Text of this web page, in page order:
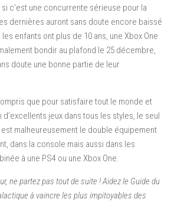
si c’est une concurrente sérieuse pour la
dernières auront sans doute encore baissé
enfants ont plus de 10 ans, une Xbox One
bondir au plafond le 25 décembre,
doute une bonne partie de leur
que pour satisfaire tout le monde et
d’excellents jeux dans tous les styles, le seul
malheureusement le double équipement
dans la console mais aussi dans les
à une PS4 ou une Xbox One.
ne partez pas tout de suite ! Aidez le Guide du
à vaincre les plus impitoyables des